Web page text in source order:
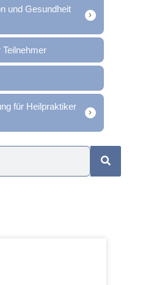
und Gesundheit
für Heilpraktiker